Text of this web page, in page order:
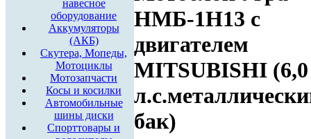
навесное
оборудование
Аккумуляторы
(АКБ)
Скутера, Мопеды,
Мотоциклы
Мотозапчасти
Косы и косилки
Автомобильные
шины диски
Спорттовары и
НМБ-1Н13 с
двигателем
MITSUBISHI (6,0
бак)